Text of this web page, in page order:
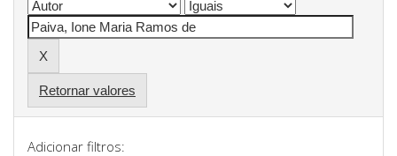
Retornar valores
Adicionar filtros: